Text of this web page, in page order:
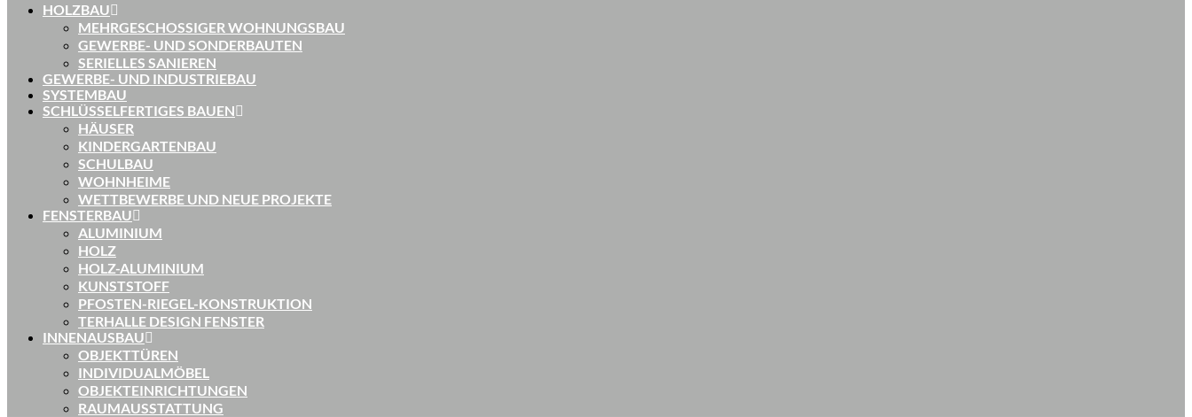
HOLZBAU
MEHRGESCHOSSIGER WOHNUNGSBAU
GEWERBE- UND SONDERBAUTEN
SERIELLES SANIEREN
GEWERBE- UND INDUSTRIEBAU
SYSTEMBAU
SCHLÜSSELFERTIGES BAUEN
HÄUSER
KINDERGARTENBAU
SCHULBAU
WOHNHEIME
WETTBEWERBE UND NEUE PROJEKTE
FENSTERBAU
ALUMINIUM
HOLZ
HOLZ-ALUMINIUM
KUNSTSTOFF
PFOSTEN-RIEGEL-KONSTRUKTION
TERHALLE DESIGN FENSTER
INNENAUSBAU
OBJEKTTÜREN
INDIVIDUALMÖBEL
OBJEKTEINRICHTUNGEN
RAUMAUSSTATTUNG